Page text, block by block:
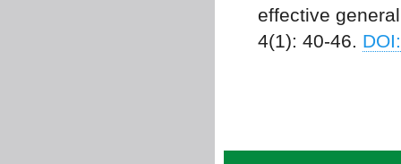
effective
4(1): 40-46.